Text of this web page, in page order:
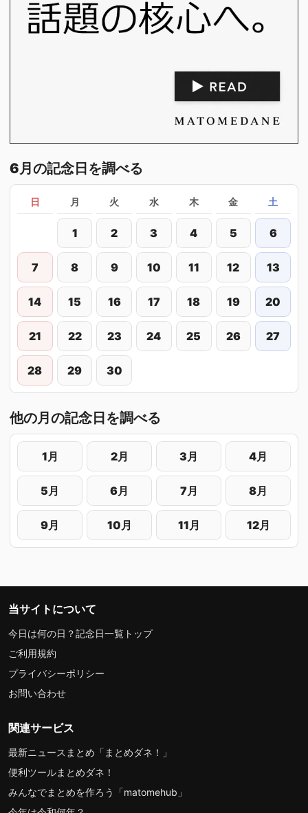
6月の記念日を調べる
日 月 火 水 木 金 土
1 2 3 4 5 6
7 8 9 10 11 12 13
14 15 16 17 18 19 20
21 22 23 24 25 26 27
28 29 30
他の月の記念日を調べる
1月 2月 3月 4月
5月 6月 7月 8月
9月 10月 11月 12月
当サイトについて
今日は何の日？記念日一覧トップ
ご利用規約
プライバシーポリシー
お問い合わせ
関連サービス
最新ニュースまとめ「まとめダネ！」
便利ツールまとめダネ！
みんなでまとめを作ろう「matomehub」